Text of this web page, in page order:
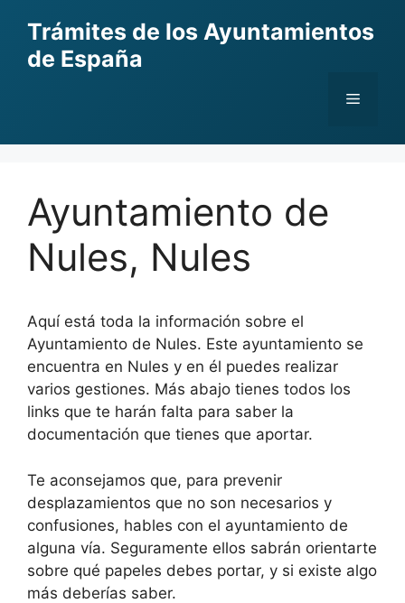
content
Trámites de los Ayuntamientos
de España
Menu
Ayuntamiento de
Nules, Nules
Aquí está toda la información sobre el
Ayuntamiento de Nules. Este ayuntamiento se
encuentra en Nules y en él puedes realizar
varios gestiones. Más abajo tienes todos los
links que te harán falta para saber la
documentación que tienes que aportar.
Te aconsejamos que, para prevenir
desplazamientos que no son necesarios y
confusiones, hables con el ayuntamiento de
alguna vía. Seguramente ellos sabrán orientarte
sobre qué papeles debes portar, y si existe algo
más deberías saber.